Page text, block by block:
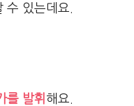
수 있는데요.
를 발휘 해요.